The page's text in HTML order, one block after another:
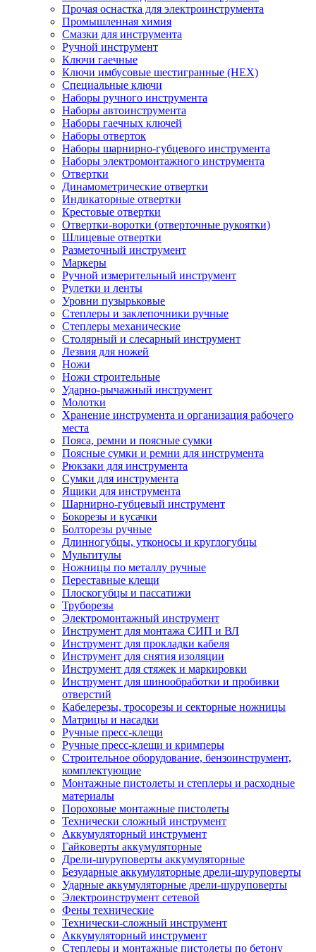
Прочая оснастка для электроинструмента
Промышленная химия
Смазки для инструмента
Ручной инструмент
Ключи гаечные
Ключи имбусовые шестигранные (HEX)
Специальные ключи
Наборы ручного инструмента
Наборы автоинструмента
Наборы гаечных ключей
Наборы отверток
Наборы шарнирно-губцевого инструмента
Наборы электромонтажного инструмента
Отвертки
Динамометрические отвертки
Индикаторные отвертки
Крестовые отвертки
Отвертки-воротки (отверточные рукоятки)
Шлицевые отвертки
Разметочный инструмент
Маркеры
Ручной измерительный инструмент
Рулетки и ленты
Уровни пузырьковые
Степлеры и заклепочники ручные
Степлеры механические
Столярный и слесарный инструмент
Лезвия для ножей
Ножи
Ножи строительные
Ударно-рычажный инструмент
Молотки
Хранение инструмента и организация рабочего
места
Пояса, ремни и поясные сумки
Поясные сумки и ремни для инструмента
Рюкзаки для инструмента
Сумки для инструмента
Ящики для инструмента
Шарнирно-губцевый инструмент
Бокорезы и кусачки
Болторезы ручные
Длинногубцы, утконосы и круглогубцы
Мультитулы
Ножницы по металлу ручные
Переставные клещи
Плоскогубцы и пассатижи
Труборезы
Электромонтажный инструмент
Инструмент для монтажа СИП и ВЛ
Инструмент для прокладки кабеля
Инструмент для снятия изоляции
Инструмент для стяжек и маркировки
Инструмент для шинообработки и пробивки
отверстий
Кабелерезы, тросорезы и секторные ножницы
Матрицы и насадки
Ручные пресс-клещи
Ручные пресс-клещи и кримперы
Строительное оборудование, бензоинструмент,
комплектующие
Монтажные пистолеты и степлеры и расходные
материалы
Пороховые монтажные пистолеты
Технически сложный инструмент
Аккумуляторный инструмент
Гайковерты аккумуляторные
Дрели-шуруповерты аккумуляторные
Безударные аккумуляторные дрели-шуруповерты
Ударные аккумуляторные дрели-шуруповерты
Электроинструмент сетевой
Фены технические
Технически-сложный инструмент
Аккумуляторный инструмент
Степлеры и монтажные пистолеты по бетону